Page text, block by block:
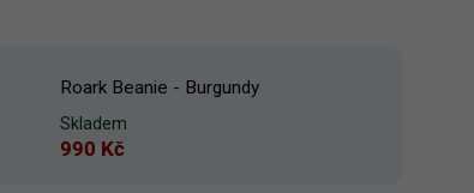
Roark Beanie - Burgundy
Skladem
990 Kč